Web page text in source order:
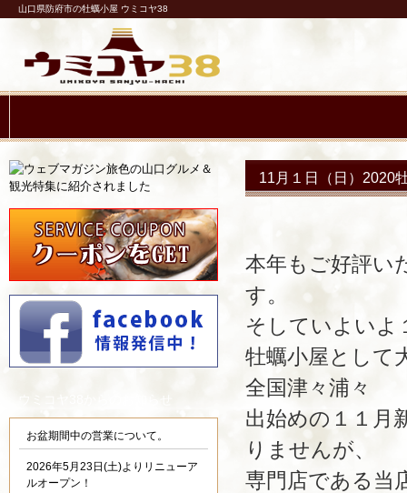
山口県防府市の牡蠣小屋 ウミコヤ38
11月１日（日）2020
本年もご好評い
す。
そしていよいよ
牡蠣小屋として
全国津々浦々
出始めの１１月
りませんが、
専門店である当
お盆期間中の営業について。
2026年5月23日(土)よりリニューア
ルオープン！